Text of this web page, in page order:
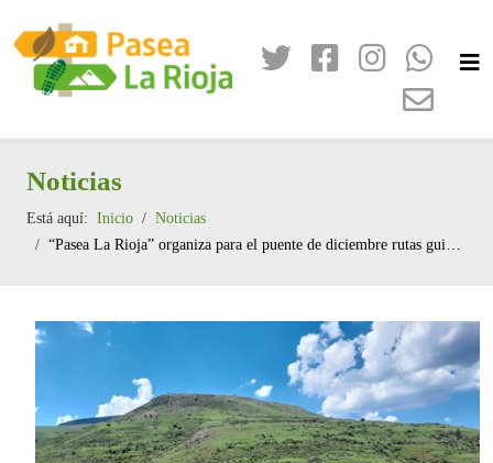
Noticias
Está aquí: Inicio
Noticias
“Pasea La Rioja” organiza para el puente de diciembre rutas guiadas gratuitas por Nalda, Ezcaray, Villoslada y Alfaro, así como una actividad de observación de buitres en el alto Najerilla